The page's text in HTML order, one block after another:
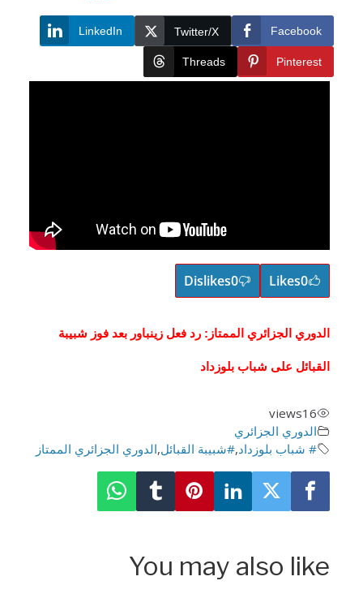
Twitter/X
LinkedIn
Threads
Likes
0
Dislikes
الجزائري الممتاز: رد فعل زينباور بعد فوز شبيبة
على شباب بلوزداد
views
الدوري الجزائري
# شباب بلوزداد,#شبيبة القبائل,الدوري الجزائري الممتاز
You may also